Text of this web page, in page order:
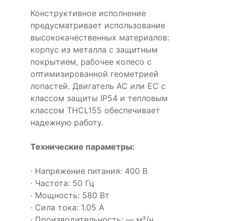
Конструктивное исполнение
предусматривает использование
высококачественных материалов:
корпус из металла с защитным
покрытием, рабочее колесо с
оптимизированной геометрией
лопастей. Двигатель AC или EC с
классом защиты IP54 и тепловым
классом THCL155 обеспечивает
надежную работу.
Технические параметры:
· Напряжение питания: 400 В
· Частота: 50 Гц
· Мощность: 580 Вт
· Сила тока: 1.05 А